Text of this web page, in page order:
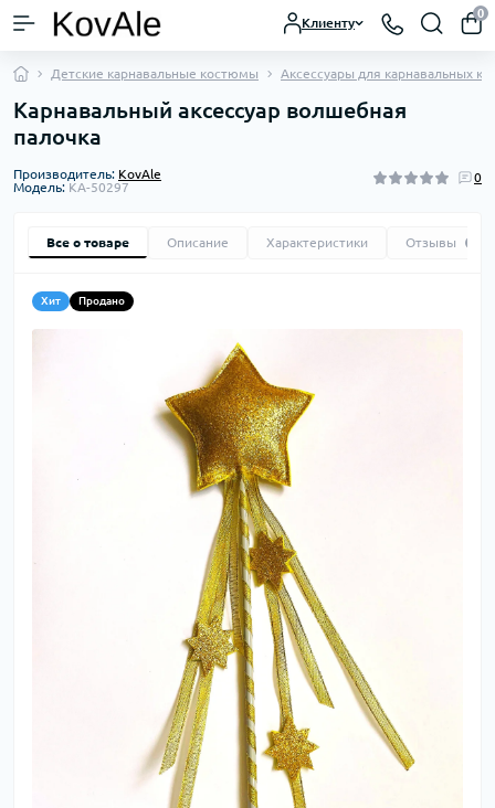
Клиенту
0
Детские карнавальные костюмы Аксессуары для карнавальных
Карнавальный аксессуар волшебная
палочка
Производитель: KovAle
Модель: KA-50297
0
Все о товаре Описание Характеристики Отзывы
Хит Продано